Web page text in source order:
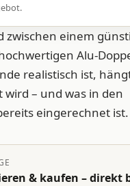
zwischen einem
Alu-
realistisch ist,
– und was in den
eingerechnet ist.
& kaufen – direkt